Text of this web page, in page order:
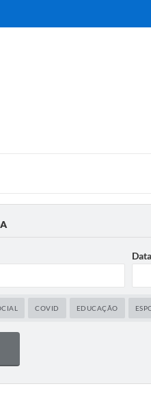
COVID EDUCAÇÃO